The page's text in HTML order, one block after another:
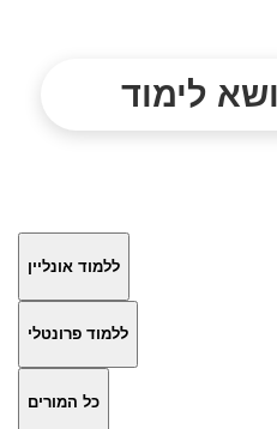
ללמוד אונליין
ללמוד פרונטלי
כל המורים